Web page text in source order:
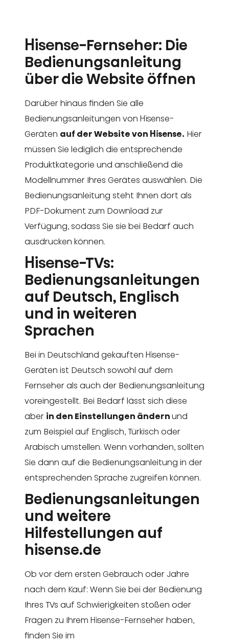
Hisense-Fernseher: Die
Bedienungsanleitung
über die Website öffnen
Darüber hinaus finden Sie alle
Bedienungsanleitungen von Hisense-
Geräten auf der Website von Hisense. Hier
müssen Sie lediglich die entsprechende
Produktkategorie und anschließend die
Modellnummer Ihres Gerätes auswählen. Die
Bedienungsanleitung steht Ihnen dort als
PDF-Dokument zum Download zur
Verfügung, sodass Sie sie bei Bedarf auch
ausdrucken können.
Hisense-TVs:
Bedienungsanleitungen
auf Deutsch, Englisch
und in weiteren
Sprachen
Bei in Deutschland gekauften Hisense-
Geräten ist Deutsch sowohl auf dem
Fernseher als auch der Bedienungsanleitung
voreingestellt. Bei Bedarf lässt sich diese
aber in den Einstellungen ändernund
zum Beispiel auf Englisch, Türkisch oder
Arabisch umstellen. Wenn vorhanden, sollten
Sie dann auf die Bedienungsanleitung in der
entsprechenden Sprache zugreifen können.
Bedienungsanleitungen
und weitere
Hilfestellungen auf
hisense.de
Ob vor dem ersten Gebrauch oder Jahre
nach dem Kauf: Wenn Sie bei der Bedienung
Ihres TVs auf Schwierigkeiten stoßen oder
Fragen zu Ihrem Hisense-Fernseher haben,
finden Sie im